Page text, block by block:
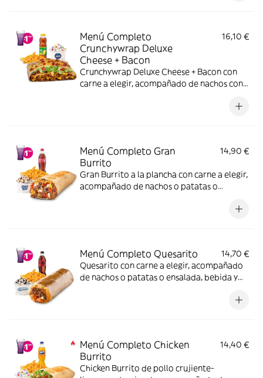
Menú Completo
Crunchywrap Deluxe
Cheese + Bacon
16,10 €
Crunchywrap Deluxe Cheese + Bacon con
carne a elegir, acompañado de nachos con
Menú Completo Gran
Burrito
14,90 €
Gran Burrito a la plancha con carne a elegir,
acompañado de nachos o patatas o
Menú Completo Quesarito
14,70 €
Quesarito con carne a elegir, acompañado
de nachos o patatas o ensalada, bebida y
Menú Completo Chicken
Burrito
14,40 €
Chicken Burrito de pollo crujiente-